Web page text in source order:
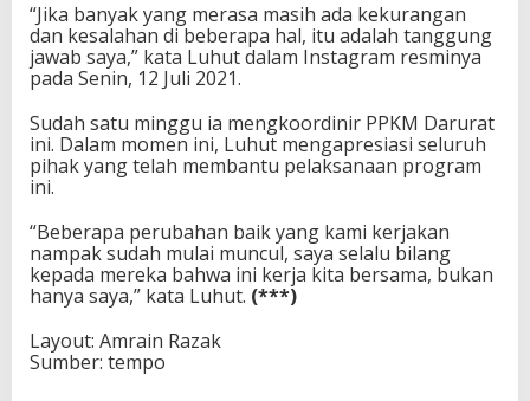
“Jika banyak yang merasa masih ada kekurangan
dan kesalahan di beberapa hal, itu adalah tanggung
jawab saya,” kata Luhut dalam Instagram resminya
pada Senin, 12 Juli 2021.
Sudah satu minggu ia mengkoordinir PPKM Darurat
ini. Dalam momen ini, Luhut mengapresiasi seluruh
pihak yang telah membantu pelaksanaan program
ini.
“Beberapa perubahan baik yang kami kerjakan
nampak sudah mulai muncul, saya selalu bilang
kepada mereka bahwa ini kerja kita bersama, bukan
hanya saya,” kata Luhut. (***)
Layout: Amrain Razak
Sumber: tempo